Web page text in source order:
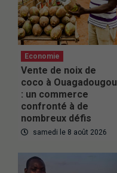
Economie
Vente de noix de
coco à Ouagadougou
: un commerce
confronté à de
nombreux défis
samedi le 8 août 2026